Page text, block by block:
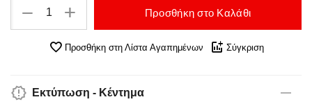
+
− Προσθήκη στο Καλάθι
Προσθήκη στη Λίστα Αγαπημένων Σύγκριση
Εκτύπωση - Κέντημα